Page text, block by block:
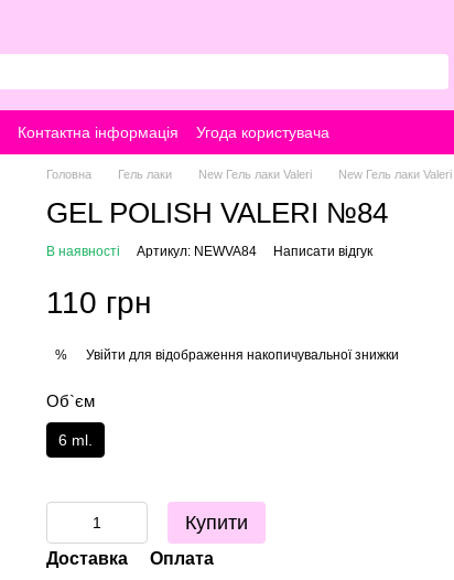
Контактна інформація Угода користувача
Головна Гель лаки New Гель лаки Valeri New Гель лаки
GEL POLISH VALERI №84
В наявності Артикул: NEWVA84 Написати відгук
110 грн
% Увійти для відображення накопичувальної знижки
Об`єм
6 ml.
Купити
Доставка Оплата